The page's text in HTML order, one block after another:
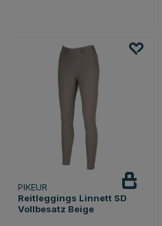
PIKEUR
Reitleggings Linnett SD
Vollbesatz Beige